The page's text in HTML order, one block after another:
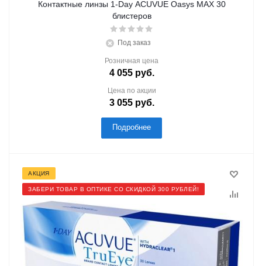
Контактные линзы 1-Day ACUVUE Oasys MAX 30
блистеров
Под заказ
Розничная цена
4 055руб.
Цена по акции
3 055руб.
Подробнее
АКЦИЯ
ЗАБЕРИ ТОВАР В ОПТИКЕ СО СКИДКОЙ 300 РУБЛЕЙ!